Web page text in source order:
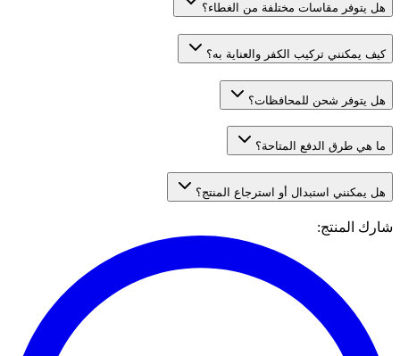
هل يتوفر مقاسات مختلفة من الغطاء؟
كيف يمكنني تركيب الكفر والعناية به؟
هل يتوفر شحن للمحافظات؟
ما هي طرق الدفع المتاحة؟
هل يمكنني استبدال أو استرجاع المنتج؟
شارك المنتج: